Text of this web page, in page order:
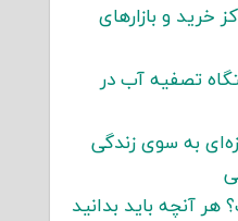
خرید و بازارهای
تصفیه آب در
به سوی زندگی
آنچه باید بدانید